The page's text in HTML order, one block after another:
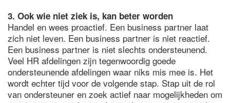
3. Ook wie niet ziek is, kan beter worden
Handel en wees proactief. Een business partner laat
zich niet leven. Een business partner is niet reactief.
Een business partner is niet slechts ondersteunend.
Veel HR afdelingen zijn tegenwoordig goede
ondersteunende afdelingen waar niks mis mee is. Het
wordt echter tijd voor de volgende stap. Stap uit de rol
van ondersteuner en zoek actief naar mogelijkheden om